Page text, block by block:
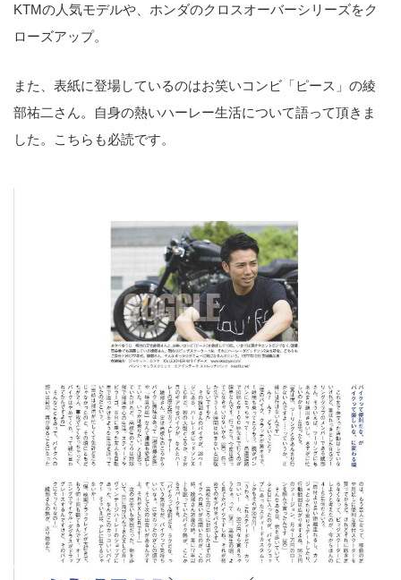
KTMの人気モデルや、ホンダのクロスオーバーシリーズをク
ローズアップ。
また、表紙に登場しているのはお笑いコンビ「ピース」の綾
部祐二さん。自身の熱いハーレー生活について語って頂きま
した。こちらも必読です。